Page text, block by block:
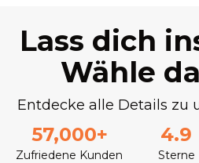
Lass dich
Wähle
Entdecke alle Details zu
57,000+ 4.9
Zufriedene Kunden Sterne